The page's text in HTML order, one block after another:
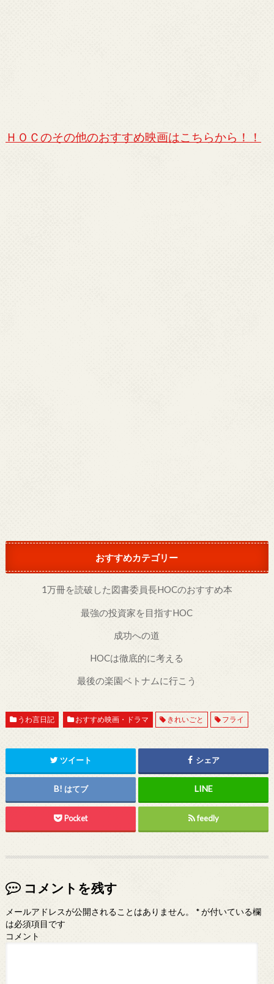
ＨＯＣのその他のおすすめ映画はこちらから！！
おすすめカテゴリー
1万冊を読破した図書委員長HOCのおすすめ本
最強の投資家を目指すHOC
成功への道
HOCは徹底的に考える
最後の楽園ベトナムに行こう
うわ言日記 おすすめ映画・ドラマ きれいごと フライ
ツイート シェア
はてブ
Pocket feedly
コメントを残す
メールアドレスが公開されることはありません。 *が付いている欄
は必須項目です
コメント